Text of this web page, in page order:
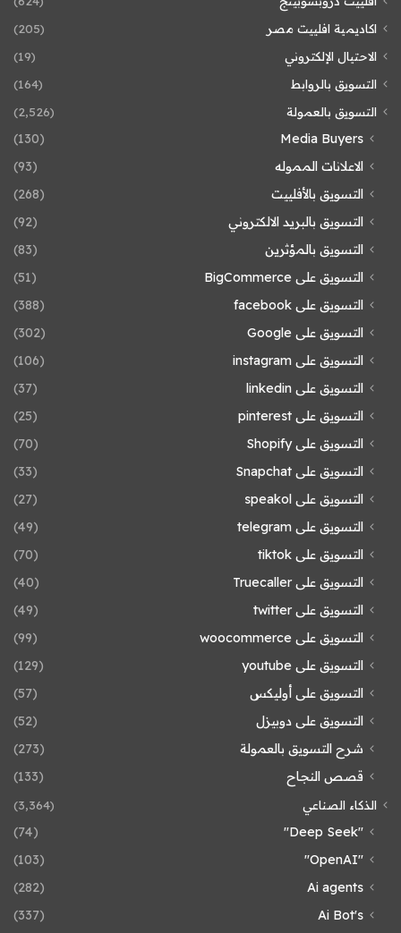
اكاديمية افلييت مصر
(205)
الاحتيال الإلكتروني
(19)
التسويق بالروابط
(164)
التسويق بالعمولة
(2٬526)
Media Buyers
(130)
الاعلانات المموله
(93)
التسويق بالأفلييت
(268)
التسويق بالبريد الالكتروني
(92)
التسويق بالمؤثرين
(83)
التسويق على BigCommerce
(51)
التسويق على facebook
(388)
التسويق على Google
(302)
التسويق على instagram
(106)
التسويق على linkedin
(37)
التسويق على pinterest
(25)
التسويق على Shopify
(70)
التسويق على Snapchat
(33)
التسويق على speakol
(27)
التسويق على telegram
(49)
التسويق على tiktok
(70)
التسويق على Truecaller
(40)
التسويق على twitter
(49)
التسويق على woocommerce
(99)
التسويق على youtube
(129)
التسويق على أوليكس
(57)
التسويق على دوبيزل
(52)
شرح التسويق بالعمولة
(273)
قصص النجاح
(133)
الذكاء الصناعي (3٬364)
"Deep Seek"
(74)
"OpenAI"
(103)
Ai agents
(282)
Ai Bot's
(337)